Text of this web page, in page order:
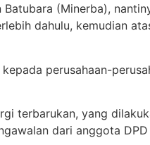
(Minerba),
dahulu, kemudian
perusahaan-
terbarukan, yang
dari anggota